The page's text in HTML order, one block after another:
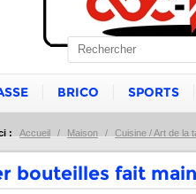
BRICO SPORTS
: Accueil / Maison / Cuisine / Art de la
bouteilles fait